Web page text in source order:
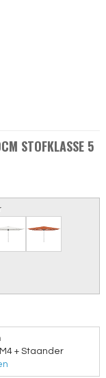
STOFKLASSE 5
+ Staander